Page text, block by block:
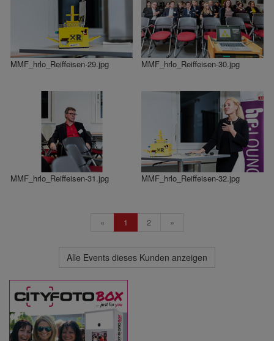
MMF_hrlo_Reiffeisen-29.jpg MMF_hrlo_Reiffeisen-30.jpg
MMF_hrlo_Reiffeisen-31.jpg MMF_hrlo_Reiffeisen-32.jpg
« 1 2 »
Alle Events dieses Kunden anzeigen